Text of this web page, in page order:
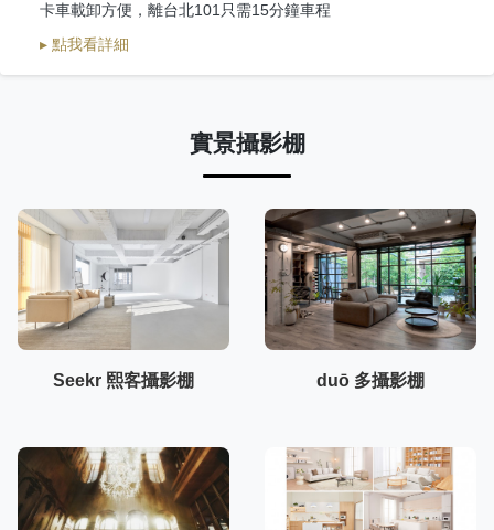
卡車載卸方便，離台北101只需15分鐘車程
▸ 點我看詳細
實景攝影棚
Seekr 熙客攝影棚 duō 多攝影棚